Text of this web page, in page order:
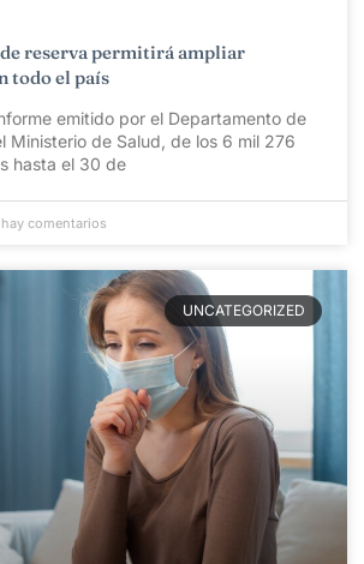
de reserva permitirá ampliar
todo el país
emitido por el Departamento de
Ministerio de Salud, de los 6 mil 276
hasta el 30 de
comentarios
UNCATEGORIZED